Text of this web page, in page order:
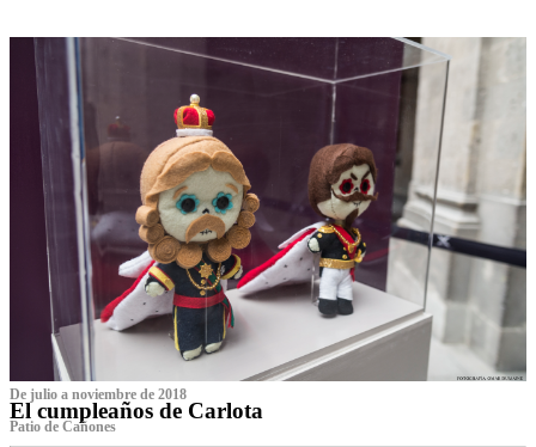
De julio a noviembre de 2018
El cumpleaños de Carlota
Patio de Cañones